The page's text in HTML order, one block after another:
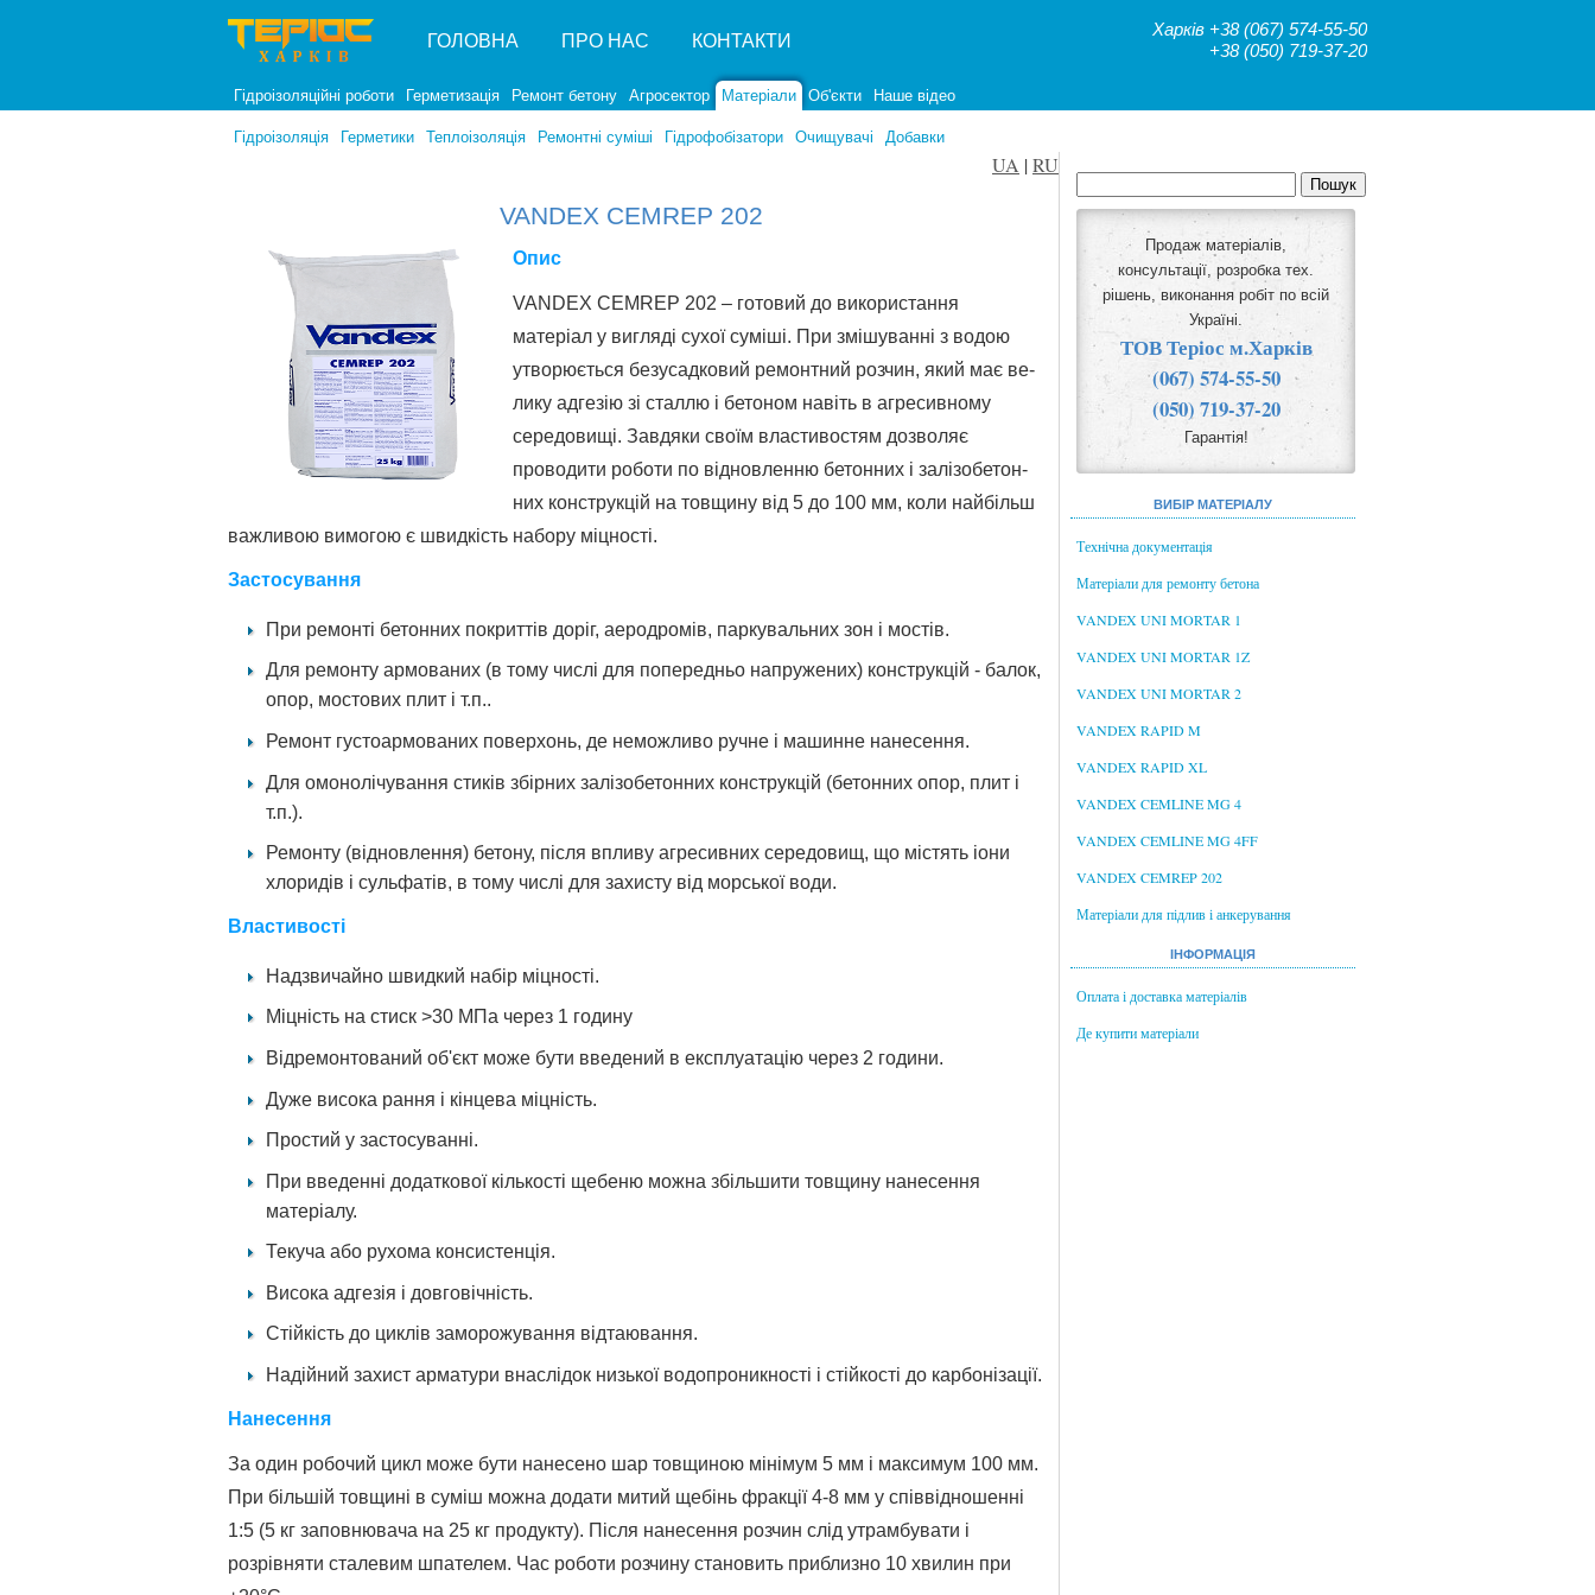
ГОЛОВНА ПРО НАС КОНТАКТИ
Харків +38 (067) 574-55-50
+38 (050) 719-37-20
Гідроізоляційні роботи Герметизація Ремонт бетону Агросектор Матеріали Об'єкти Наше відео
Гідроізоляція Герметики Теплоізоляція Ремонтні суміші Гідрофобізатори Очищувачі Добавки
UA |RU
VANDEX CEMREP 202
Опис
VANDEX CEMREP 202 – готовий до використання
матеріал у вигляді сухої суміші. При змішуванні з водою
утворюється безусадковий ремонтний розчин, який має ве-
лику адгезію зі сталлю і бетоном навіть в агресивному
середовищі. Завдяки своїм властивостям дозволяє
проводити роботи по відновленню бетонних і залізобетон-
них конструкцій на товщину від 5 до 100 мм, коли найбільш
важливою вимогою є швидкість набору міцності.
Застосування
При ремонті бетонних покриттів доріг, аеродромів, паркувальних зон і мостів.
Для ремонту армованих (в тому числі для попередньо напружених) конструкцій - балок,
опор, мостових плит і т.п..
Ремонт густоармованих поверхонь, де неможливо ручне і машинне нанесення.
Для омонолічування стиків збірних залізобетонних конструкцій (бетонних опор, плит і
т.п.).
Ремонту (відновлення) бетону, після впливу агресивних середовищ, що містять іони
хлоридів і сульфатів, в тому числі для захисту від морської води.
Властивості
Надзвичайно швидкий набір міцності.
Міцність на стиск >30 МПа через 1 годину
Відремонтований об'єкт може бути введений в експлуатацію через 2 години.
Дуже висока рання і кінцева міцність.
Простий у застосуванні.
При введенні додаткової кількості щебеню можна збільшити товщину нанесення
матеріалу.
Текуча або рухома консистенція.
Висока адгезія і довговічність.
Стійкість до циклів заморожування відтаювання.
Надійний захист арматури внаслідок низької водопроникності і стійкості до карбонізації.
Нанесення
За один робочий цикл може бути нанесено шар товщиною мінімум 5 мм і максимум 100 мм.
При більшій товщині в суміш можна додати митий щебінь фракції 4-8 мм у співвідношенні
1:5 (5 кг заповнювача на 25 кг продукту). Після нанесення розчин слід утрамбувати і
розрівняти сталевим шпателем. Час роботи розчину становить приблизно 10 хвилин при
Продаж матеріалів,
консультації, розробка тех.
рішень, виконання робіт по всій
Україні.
ТОВ Теріос м.Харків
(067) 574-55-50
(050) 719-37-20
Гарантія!
ВИБІР МАТЕРІАЛУ
Технічна документація
Матеріали для ремонту бетона
VANDEX UNI MORTAR 1
VANDEX UNI MORTAR 1Z
VANDEX UNI MORTAR 2
VANDEX RAPID M
VANDEX RAPID XL
VANDEX CEMLINE MG 4
VANDEX CEMLINE MG 4FF
VANDEX CEMREP 202
Матеріали для підлив і анкерування
ІНФОРМАЦІЯ
Оплата і доставка матеріалів
Де купити матеріали